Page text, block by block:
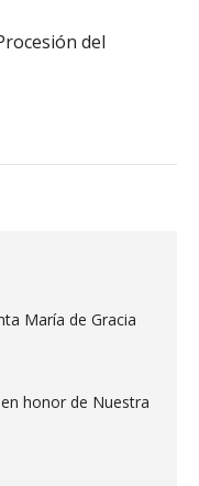
del
María de Gracia
honor de Nuestra